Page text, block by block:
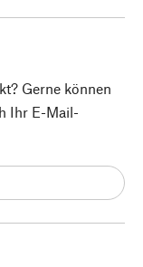
Gerne können
Ihr E-Mail-